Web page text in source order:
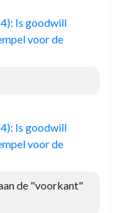
Is goodwill
voor de
Is goodwill
voor de
de "voorkant"